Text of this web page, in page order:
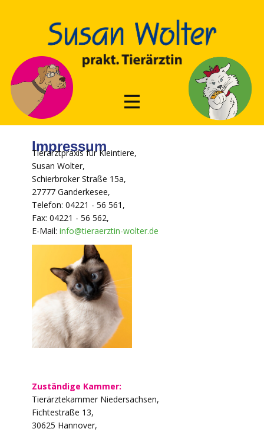
Impressum
Zuständige Kammer:
Tierärztekammer Niedersachsen,
Fichtestraße 13,
30625 Hannover,
Tierarztpraxis für Kleintiere,
Susan Wolter,
Schierbroker Straße 15a,
27777 Ganderkesee,
Telefon: 04221 - 56 561,
Fax: 04221 - 56 562,
E-Mail: info@tieraerztin-wolter.de